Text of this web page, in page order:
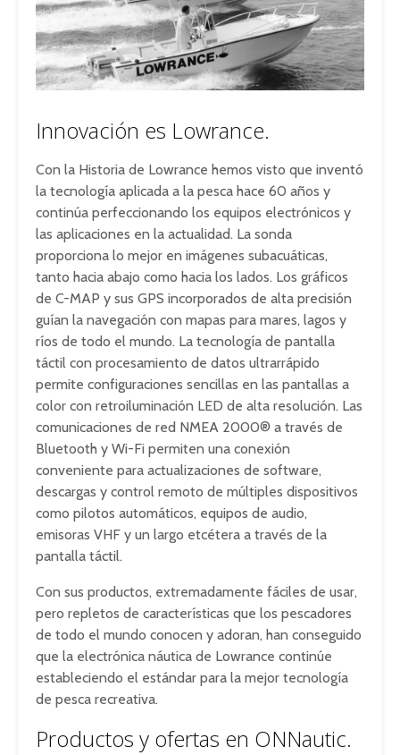
Innovación es Lowrance.
Con la Historia de Lowrance hemos visto que inventó
la tecnología aplicada a la pesca hace 60 años y
continúa perfeccionando los equipos electrónicos y
las aplicaciones en la actualidad. La sonda
proporciona lo mejor en imágenes subacuáticas,
tanto hacia abajo como hacia los lados. Los gráficos
de C-MAP y sus GPS incorporados de alta precisión
guían la navegación con mapas para mares, lagos y
ríos de todo el mundo. La tecnología de pantalla
táctil con procesamiento de datos ultrarrápido
permite configuraciones sencillas en las pantallas a
color con retroiluminación LED de alta resolución. Las
comunicaciones de red NMEA 2000® a través de
Bluetooth y Wi-Fi permiten una conexión
conveniente para actualizaciones de software,
descargas y control remoto de múltiples dispositivos
como pilotos automáticos, equipos de audio,
emisoras VHF y un largo etcétera a través de la
pantalla táctil.
Con sus productos, extremadamente fáciles de usar,
pero repletos de características que los pescadores
de todo el mundo conocen y adoran, han conseguido
que la electrónica náutica de Lowrance continúe
estableciendo el estándar para la mejor tecnología
de pesca recreativa.
Productos y ofertas en ONNautic.